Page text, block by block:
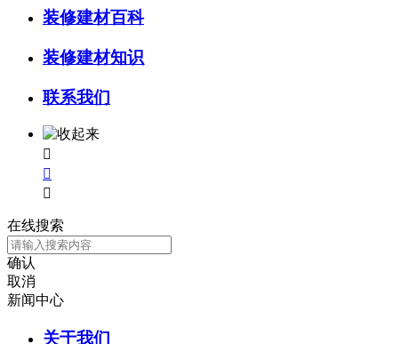
装修建材百科
装修建材知识
联系我们



在线搜索
确认
取消
新闻中心
关于我们